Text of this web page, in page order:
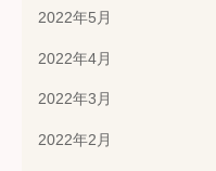
2022年5月
2022年4月
2022年3月
2022年2月